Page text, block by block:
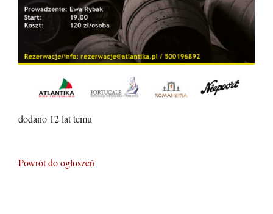
dodano 12 lat temu
Powrót do ogłoszeń